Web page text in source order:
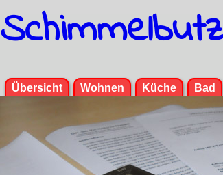
Übersicht Wohnen Küche Bad